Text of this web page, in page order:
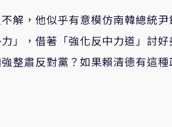
解，他似乎有意模仿南韓總統
」，借著「強化反中力道」討
整肅反對黨？如果賴清德有這